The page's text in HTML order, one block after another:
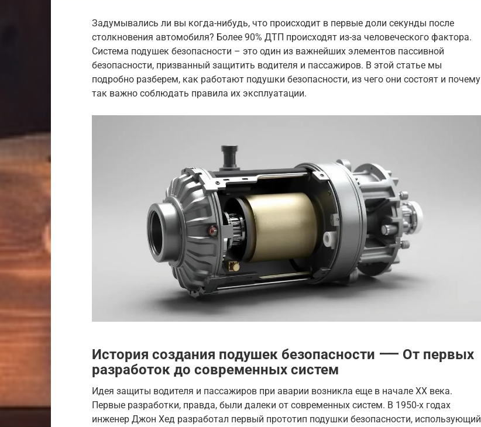
Задумывались ли вы когда-нибудь, что происходит в первые доли секунды после
столкновения автомобиля? Более 90% ДТП происходят из-за человеческого фактора.
Система подушек безопасности – это один из важнейших элементов пассивной
безопасности, призванный защитить водителя и пассажиров. В этой статье мы
подробно разберем, как работают подушки безопасности, из чего они состоят и почему
так важно соблюдать правила их эксплуатации.
История создания подушек безопасности ⸺ От первых
разработок до современных систем
Идея защиты водителя и пассажиров при аварии возникла еще в начале XX века.
Первые разработки, правда, были далеки от современных систем. В 1950-х годах
инженер Джон Хед разработал первый прототип подушки безопасности, использующий